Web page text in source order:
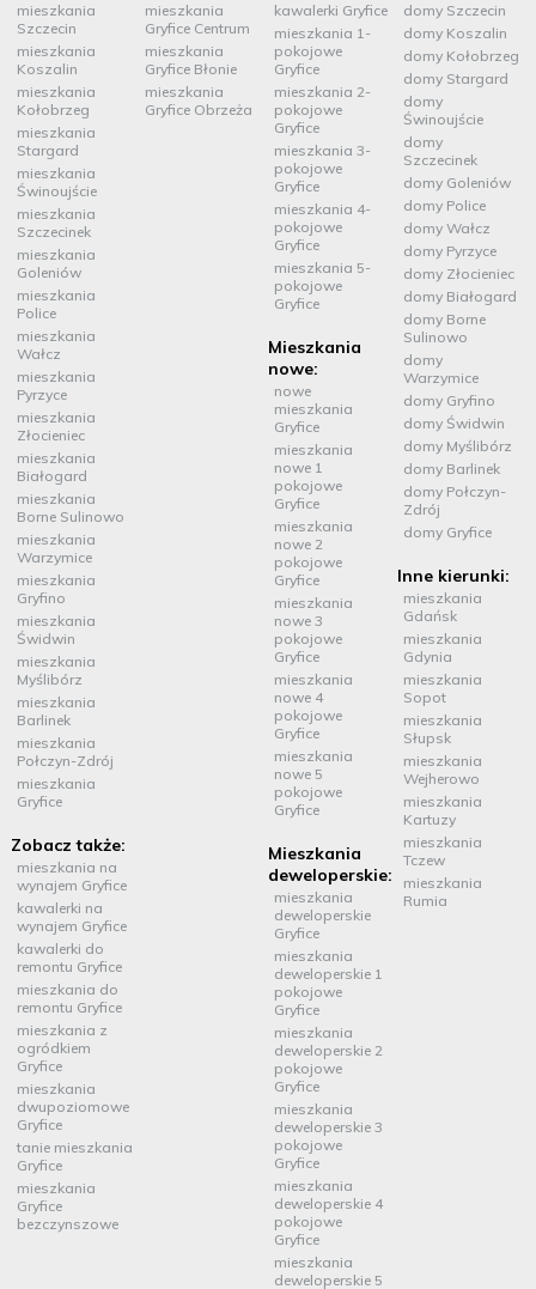
mieszkania
Szczecin
mieszkania
Koszalin
mieszkania
Kołobrzeg
mieszkania
Stargard
mieszkania
Świnoujście
mieszkania
Szczecinek
mieszkania
Goleniów
mieszkania
Police
mieszkania
Wałcz
mieszkania
Pyrzyce
mieszkania
Złocieniec
mieszkania
Białogard
mieszkania
Borne Sulinowo
mieszkania
Warzymice
mieszkania
Gryfino
mieszkania
Świdwin
mieszkania
Myślibórz
mieszkania
Barlinek
mieszkania
Połczyn-Zdrój
mieszkania
Gryfice
Zobacz także:
mieszkania na
wynajem Gryfice
kawalerki na
wynajem Gryfice
kawalerki do
remontu Gryfice
mieszkania do
remontu Gryfice
mieszkania z
ogródkiem
Gryfice
mieszkania
dwupoziomowe
Gryfice
tanie mieszkania
Gryfice
mieszkania
Gryfice
bezczynszowe
mieszkania
Gryfice Centrum
mieszkania
Gryfice Błonie
mieszkania
Gryfice Obrzeża
kawalerki Gryfice
mieszkania 1-
pokojowe
Gryfice
mieszkania 2-
pokojowe
Gryfice
mieszkania 3-
pokojowe
Gryfice
mieszkania 4-
pokojowe
Gryfice
mieszkania 5-
pokojowe
Gryfice
Mieszkania
nowe:
nowe
mieszkania
Gryfice
mieszkania
nowe 1
pokojowe
Gryfice
mieszkania
nowe 2
pokojowe
Gryfice
mieszkania
nowe 3
pokojowe
Gryfice
mieszkania
nowe 4
pokojowe
Gryfice
mieszkania
nowe 5
pokojowe
Gryfice
Mieszkania
deweloperskie:
mieszkania
deweloperskie
Gryfice
mieszkania
deweloperskie 1
pokojowe
Gryfice
mieszkania
deweloperskie 2
pokojowe
Gryfice
mieszkania
deweloperskie 3
pokojowe
Gryfice
mieszkania
deweloperskie 4
pokojowe
Gryfice
mieszkania
deweloperskie 5
domy Szczecin
domy Koszalin
domy Kołobrzeg
domy Stargard
domy
Świnoujście
domy
Szczecinek
domy Goleniów
domy Police
domy Wałcz
domy Pyrzyce
domy Złocieniec
domy Białogard
domy Borne
Sulinowo
domy
Warzymice
domy Gryfino
domy Świdwin
domy Myślibórz
domy Barlinek
domy Połczyn-
Zdrój
domy Gryfice
Inne kierunki:
mieszkania
Gdańsk
mieszkania
Gdynia
mieszkania
Sopot
mieszkania
Słupsk
mieszkania
Wejherowo
mieszkania
Kartuzy
mieszkania
Tczew
mieszkania
Rumia